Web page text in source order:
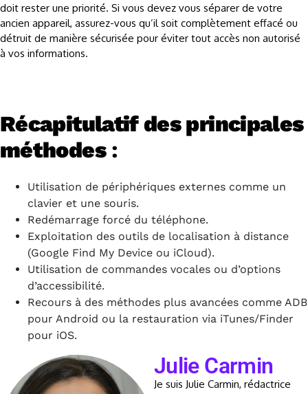
doit rester une priorité. Si vous devez vous séparer de votre
ancien appareil, assurez-vous qu’il soit complètement effacé ou
détruit de manière sécurisée pour éviter tout accès non autorisé
à vos informations.
Récapitulatif des principales
méthodes:
Utilisation de périphériques externes comme un
clavier et une souris.
Redémarrage forcé du téléphone.
Exploitation des outils de localisation à distance
(Google Find My Device ou iCloud).
Utilisation de commandes vocales ou d’options
d’accessibilité.
Recours à des méthodes plus avancées comme ADB
pour Android ou la restauration via iTunes/Finder
pour iOS.
Julie Carmin
Je suis Julie Carmin, rédactrice